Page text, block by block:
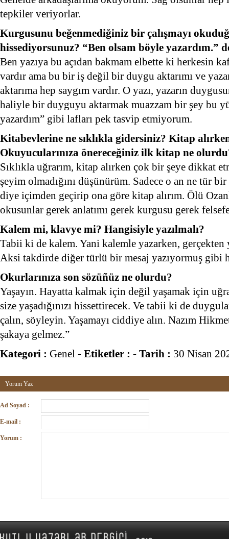
tepkiler veriyorlar.
Kurgusunu beğenmediğiniz bir çalışmayı
hissediyorsunuz? “Ben olsam böyle yazardım.”
Ben yazıya bu açıdan bakmam elbette ki herkesin
vardır ama bu bir iş değil bir duygu aktarımı ve
aktarıma hep saygım vardır. O yazı, yazarın
haliyle bir duyguyu aktarmak muazzam bir şey bu
yazardım” gibi lafları pek tasvip etmiyorum.
Kitabevlerine ne sıklıkla gidersiniz? Kitap
Okuyucularınıza önereceğiniz ilk kitap ne
Sıklıkla uğrarım, kitap alırken çok bir şeye dikkat
şeyim olmadığını düşünürüm. Sadece o an ne tür
diye içimden geçirip ona göre kitap alırım. Ölü
okusunlar gerek anlatımı gerek kurgusu gerek
Kalem mi, klavye mi? Hangisiyle yazılmalı?
Tabii ki de kalem. Yani kalemle yazarken, gerçekten
Aksi takdirde diğer türlü bir mesaj yazıyormuş gibi
Okurlarınıza son sözüñüz ne olurdu?
Yaşayın. Hayatta kalmak için değil yaşamak için
size yaşadığınızı hissettirecek. Ve tabii ki de
çalın, söyleyin. Yaşamayı ciddiye alın. Nazım
şakaya gelmez.”
Kategori : Genel - Etiketler : - Tarih : 30 Nisan
Yorum Yaz
Ad Soyad :
E-mail :
Yorum :